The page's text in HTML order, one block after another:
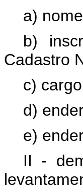
a)
b)
Cadastro
c)
d)
e)
II -